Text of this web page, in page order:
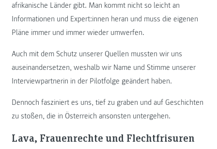
afrikanische Länder gibt. Man kommt nicht so leicht an
Informationen und Expert:innen heran und muss die eigenen
Pläne immer und immer wieder umwerfen.
Auch mit dem Schutz unserer Quellen mussten wir uns
auseinandersetzen, weshalb wir Name und Stimme unserer
Interviewpartnerin in der Pilotfolge geändert haben.
Dennoch fasziniert es uns, tief zu graben und auf Geschichten
zu stoßen, die in Österreich ansonsten untergehen.
Lava, Frauenrechte und Flechtfrisuren